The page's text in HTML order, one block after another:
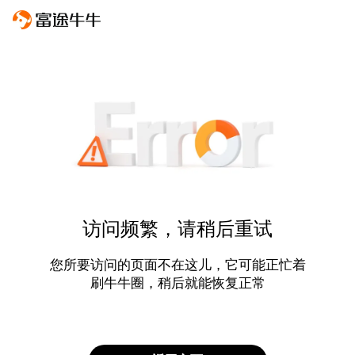
访问频繁，请稍后重试
您所要访问的页面不在这儿，它可能正忙着
刷牛牛圈，稍后就能恢复正常